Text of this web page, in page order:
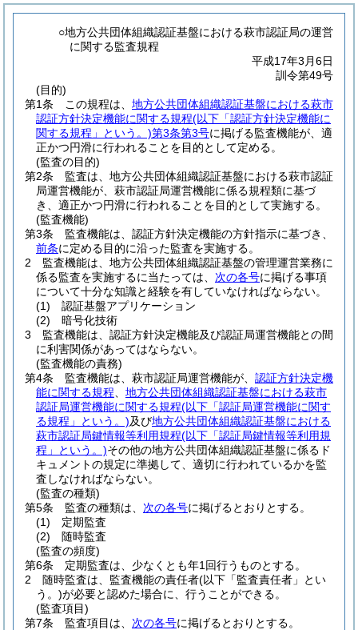
○地方公共団体組織認証基盤における萩市認証局の運営
に関する監査規程
平成17年3月6日
訓令第49号
(目的)
第1条
この規程は、 地方公共団体組織認証基盤における萩市
認証方針決定機能に関する規程(以下「認証方針決定機能に
関する規程」という。)第3条第3号に掲げる監査機能が、適
正かつ円滑に行われることを目的として定める。
(監査の目的)
第2条
監査は、地方公共団体組織認証基盤における萩市認証
局運営機能が、萩市認証局運営機能に係る規程類に基づ
き、適正かつ円滑に行われることを目的として実施する。
(監査機能)
第3条
監査機能は、認証方針決定機能の方針指示に基づき、
前条に定める目的に沿った監査を実施する。
2
監査機能は、地方公共団体組織認証基盤の管理運営業務に
係る監査を実施するに当たっては、 次の各号に掲げる事項
について十分な知識と経験を有していなければならない。
(1)
認証基盤アプリケーション
(2)
暗号化技術
3
監査機能は、認証方針決定機能及び認証局運営機能との間
に利害関係があってはならない。
(監査機能の責務)
第4条
監査機能は、萩市認証局運営機能が、 認証方針決定機
能に関する規程
地方公共団体組織認証基盤における萩市
認証局運営機能に関する規程(以下「認証局運営機能に関す
る規程」という。)及び地方公共団体組織認証基盤における
萩市認証局鍵情報等利用規程(以下「認証局鍵情報等利用規
程」という。)その他の地方公共団体組織認証基盤に係るド
キュメントの規定に準拠して、適切に行われているかを監
査しなければならない。
(監査の種類)
第5条
監査の種類は、 次の各号に掲げるとおりとする。
(1)
定期監査
(2)
随時監査
(監査の頻度)
第6条
定期監査は、少なくとも年1回行うものとする。
2
随時監査は、監査機能の責任者(以下「監査責任者」とい
う。)が必要と認めた場合に、行うことができる。
(監査項目)
第7条
監査項目は、 次の各号に掲げるとおりとする。